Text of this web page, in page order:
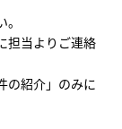
担当よりご連絡
の紹介」のみに